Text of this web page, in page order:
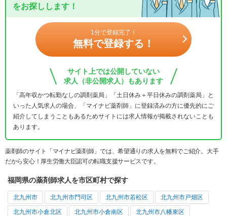
をお探しします！
1分で登録完了！
無料で登録する！
サイト上では公開していない
求人（非公開求人）もあります
「高年収かつ転勤なしの調剤薬局」「土日休み＋平日休みの調剤薬局」と
いった人気求人の場合、「マイナビ薬剤師」に登録済みの方に優先的にご
紹介してしまうこともあるためサイトには求人情報が掲載されないことも
あります。
薬剤師のサイト「マイナビ薬剤師」では、希望通りの求人を無料でご紹介。大手
だから安心！厚生労働大臣認可の転職支援サービスです。
福岡県の薬剤師求人を市区町村で探す
北九州市 北九州市門司区 北九州市若松区 北九州市戸畑区
北九州市小倉北区 北九州市小倉南区 北九州市八幡東区